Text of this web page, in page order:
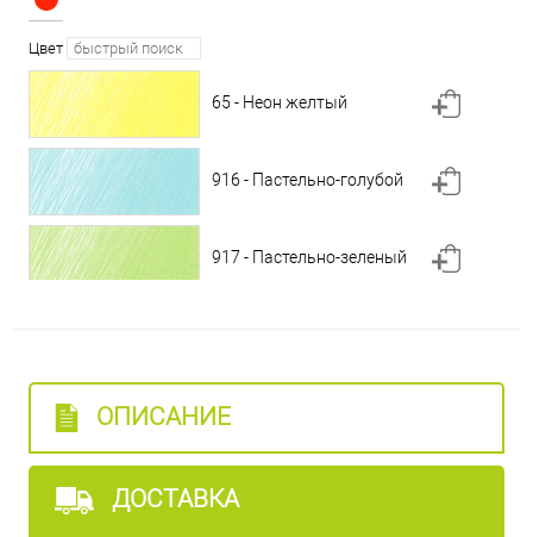
Цвет
65 - Неон желтый
916 - Пастельно-голубой
917 - Пастельно-зеленый
922 - Дорожный белый
923 - Серебряный
ОПИСАНИЕ
ДОСТАВКА